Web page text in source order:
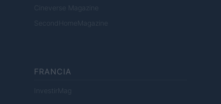
Cineverse Magazine
SecondHomeMagazine
FRANCIA
InvestirMag